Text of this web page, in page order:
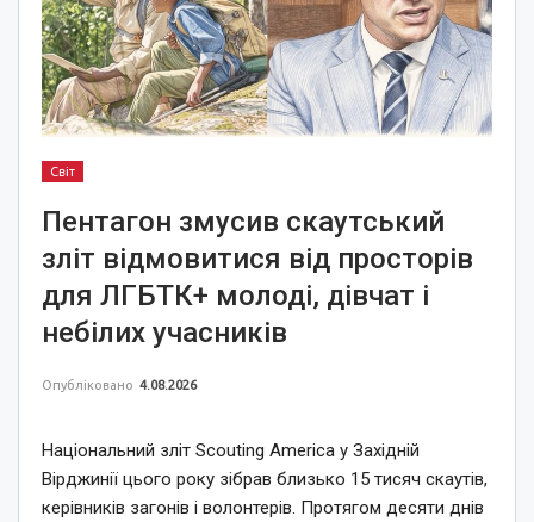
Світ
Пентагон змусив скаутський
зліт відмовитися від просторів
для ЛГБТК+ молоді, дівчат і
небілих учасників
Опубліковано 4.08.2026
Національний зліт Scouting America у Західній
Вірджинії цього року зібрав близько 15 тисяч скаутів,
керівників загонів і волонтерів. Протягом десяти днів